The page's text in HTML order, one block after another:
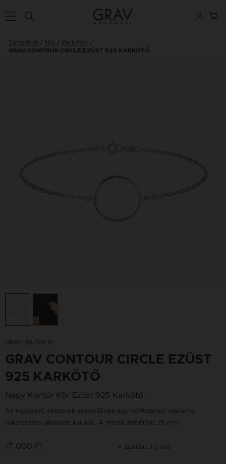
Termékek Női Karkötők
GRAV CONTOUR CIRCLE EZÜST 925 KARKÖTŐ
GRAV-BR-058-SI
GRAV CONTOUR CIRCLE EZÜST
925 KARKÖTŐ
Nagy Kontúr Kör Ezüst 925 Karkötő
Az egyszerű ékszerek kedvelőinek egy hétköznapi viseletre
tökéletesen alkalmas karlánc. A medál átmérője: 15 mm
17 000 Ft Szállítás: 1-3 nap